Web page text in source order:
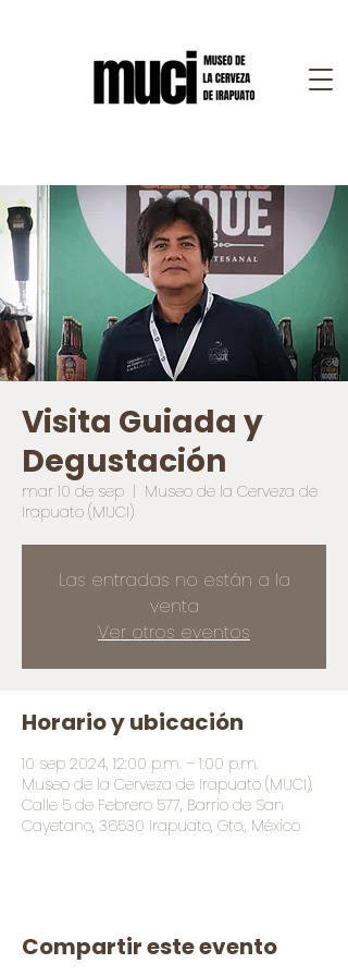
Visita Guiada y
Degustación
mar 10 de sep
  |
Museo de la Cerveza de
Irapuato (MUCI)
Las entradas no están a la
venta
Ver otros eventos
Horario y ubicación
10 sep 2024, 12:00 p.m. – 1:00 p.m.
Museo de la Cerveza de Irapuato (MUCI),
Calle 5 de Febrero 577, Barrio de San
Cayetano, 36530 Irapuato, Gto., México
Compartir este evento